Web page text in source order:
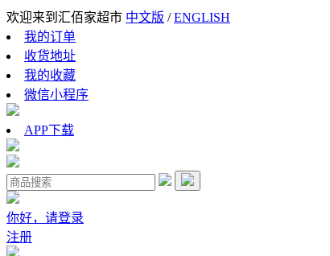
欢迎来到汇佰家超市 中文版 /ENGLISH
我的订单
收货地址
我的收藏
微信小程序
APP下载
你好，请登录
注册